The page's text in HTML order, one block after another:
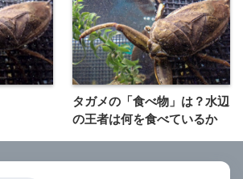
タガメの「食べ物」は？水辺
の王者は何を食べているか